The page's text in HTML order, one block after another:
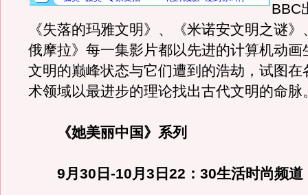
BBC
《失落的玛雅文明》、《米诺安文明之谜
俄摩拉》每一集影片都以先进的计算机动画
文明的巅峰状态与它们遭到的浩劫，试图在
术领域以最进步的理论找出古代文明的命脉
《她美丽中国》系列
9月30日-10月3日22：30生活时尚频道